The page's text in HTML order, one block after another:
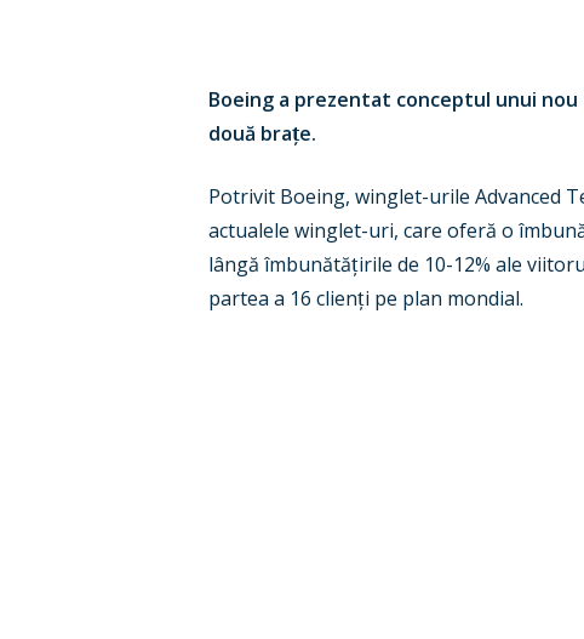
Boeing a prezentat conceptul unui
două brațe.
Potrivit Boeing, winglet-urile Advanced
actualele winglet-uri, care oferă o
lângă îmbunătățirile de 10-12% ale
partea a 16 clienți pe plan mondial.